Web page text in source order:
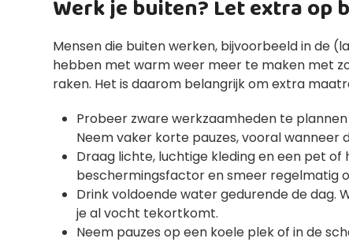
Werk je buiten? Let extra op
Mensen die buiten werken, bijvoorbeeld in de
hebben met warm weer meer te maken met
raken. Het is daarom belangrijk om extra
Probeer zware werkzaamheden te
Neem vaker korte pauzes, vooral wanneer
Draag lichte, luchtige kleding en een pet
beschermingsfactor en smeer regelmatig
Drink voldoende water gedurende de dag.
je al vocht tekortkomt.
Neem pauzes op een koele plek of in de